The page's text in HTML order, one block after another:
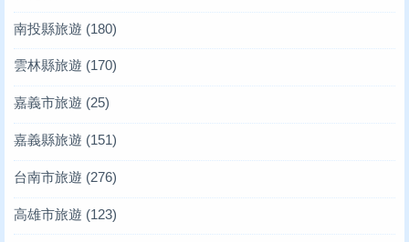
南投縣旅遊 (180)
雲林縣旅遊 (170)
嘉義市旅遊 (25)
嘉義縣旅遊 (151)
台南市旅遊 (276)
高雄市旅遊 (123)